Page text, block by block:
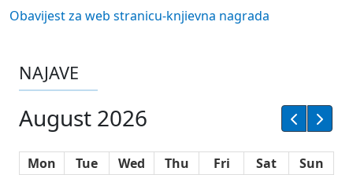
Obavijest za web stranicu-knjievna nagrada
NAJAVE
August 2026
Mon Tue Wed Thu Fri Sat
Sun